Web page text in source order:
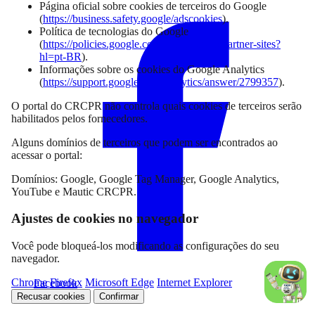
Facebook
Página oficial sobre cookies de terceiros do Google
(https://business.safety.google/adscookies).
Política de tecnologias do Google
(https://policies.google.com/technologies/partner-sites?
hl=pt-BR).
Informações sobre os cookies do Google Analytics
(https://support.google.com/analytics/answer/2799357).
O portal do CRCPR não controla quais cookies de terceiros serão
habilitados pelos fornecedores.
Alguns domínios de terceiros que podem ser encontrados ao
acessar o portal:
Domínios: Google, Google Tag Manager, Google Analytics,
YouTube e Mautic CRCPR.
Ajustes de cookies no navegador
Você pode bloqueá-los modificando as configurações do seu
navegador.
Chrome Firefox Microsoft Edge Internet Explorer
Recusar cookies Confirmar